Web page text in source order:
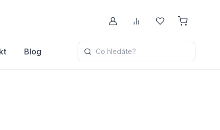
Můj účetPorovnávání
Oblíbené
Blog Co hledáte?